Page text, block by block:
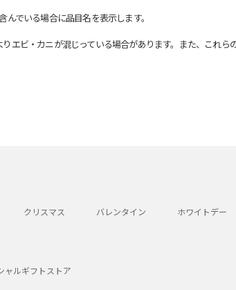
でいる場合に品目名を表示します。
ビ・カニが混じっている場合があります。また、これら
クリスマス バレンタイン ホワイトデー
ャルギフトストア